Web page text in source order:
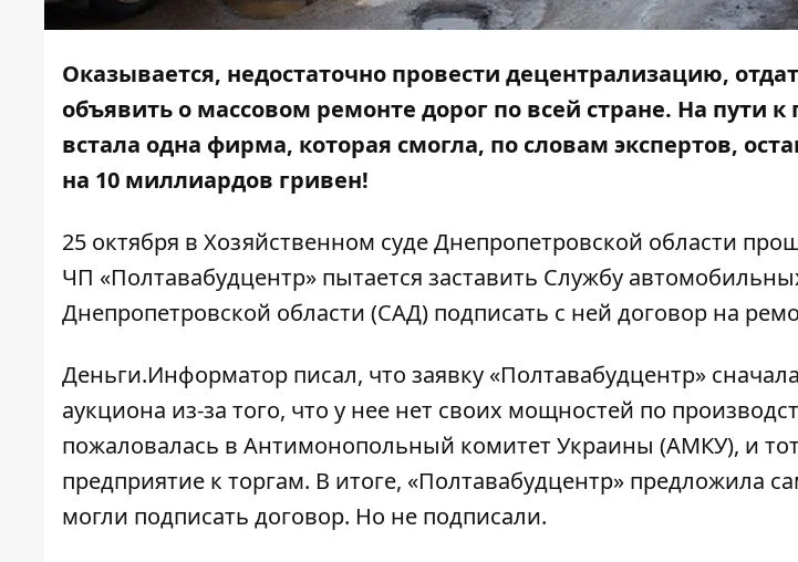
Оказывается, недостаточно провести децентрализацию,
объявить о массовом ремонте дорог по всей стране. На пути
встала одна фирма, которая смогла, по словам экспертов,
на 10 миллиардов гривен!
25 октября в Хозяйственном суде Днепропетровской области
ЧП «Полтавабудцентр» пытается заставить Службу
Днепропетровской области (САД) подписать с ней договор на
Деньги.Информатор писал, что заявку «Полтавабудцентр»
аукциона из-за того, что у нее нет своих мощностей по
пожаловалась в Антимонопольный комитет Украины (АМКУ), и тот
предприятие к торгам. В итоге, «Полтавабудцентр» предложила
могли подписать договор. Но не подписали.